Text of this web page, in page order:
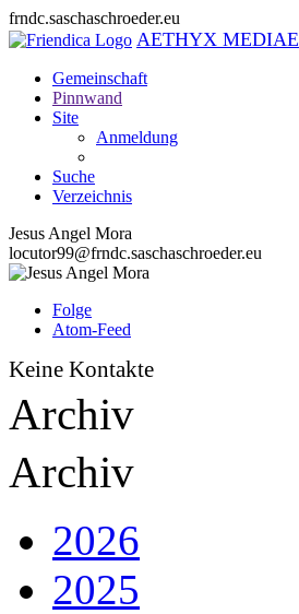
frndc.saschaschroeder.eu
AETHYX MEDIAE
Gemeinschaft
Pinnwand
Site
Anmeldung
Suche
Verzeichnis
Jesus Angel Mora
locutor99@frndc.saschaschroeder.eu
Folge
Atom-Feed
Keine Kontakte
Archiv
Archiv
2026
2025